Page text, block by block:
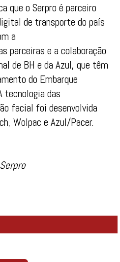
que o Serpro é parceiro
de transporte do país
a
parceiras e a colaboração
de BH e da Azul, que têm
do Embarque
tecnologia das
facial foi desenvolvida
Wolpac e Azul/Pacer.